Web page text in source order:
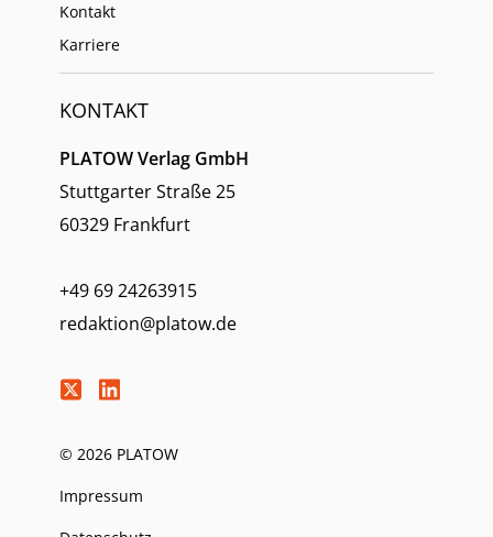
Kontakt
Karriere
KONTAKT
PLATOW Verlag GmbH
Stuttgarter Straße 25
60329 Frankfurt
+49 69 24263915
redaktion@platow.de
© 2026 PLATOW
Impressum